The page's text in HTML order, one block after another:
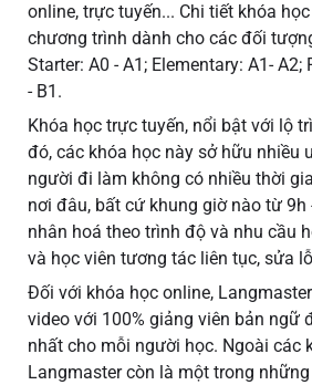
online, trực tuyến... Chi tiết khóa
chương trình dành cho các đối
Starter: A0 - A1; Elementary: A1- A2;
- B1.
Khóa học trực tuyến, nổi bật với lộ
đó, các khóa học này sở hữu nhiều
người đi làm không có nhiều thời
nơi đâu, bất cứ khung giờ nào từ 9h
nhân hoá theo trình độ và nhu cầu
và học viên tương tác liên tục, sửa
Đối với khóa học online,
video với 100% giảng viên bản ngữ
nhất cho mỗi người học. Ngoài các
Langmaster còn là một trong